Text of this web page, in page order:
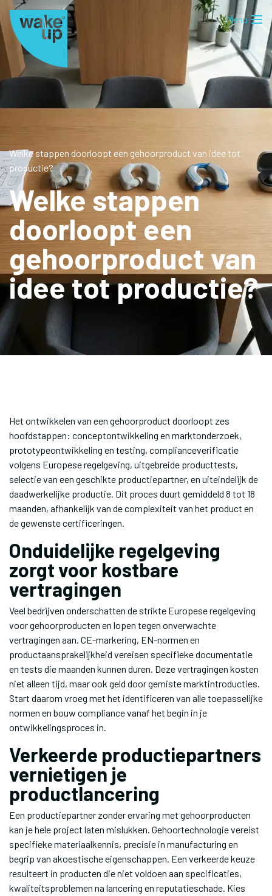
Welke stappen doorloopt een gehoorproduct van idee tot
productie?
Welke stappen
doorloopt een
gehoorproduct van
idee tot productie?
Het ontwikkelen van een gehoorproduct doorloopt zes
hoofdstappen: conceptontwikkeling en marktonderzoek,
prototypeontwikkeling en testing, complianceverificatie
volgens Europese regelgeving, uitgebreide producttests,
selectie van een geschikte productiepartner, en uiteindelijk de
daadwerkelijke productie. Dit proces duurt gemiddeld 8 tot 18
maanden, afhankelijk van de complexiteit van het product en
de gewenste certificeringen.
Onduidelijke regelgeving
zorgt voor kostbare
vertragingen
Veel bedrijven onderschatten de strikte Europese regelgeving
voor gehoorproducten en lopen tegen onverwachte
vertragingen aan. CE-markering, EN-normen en
productaansprakelijkheid vereisen specifieke documentatie
en tests die maanden kunnen duren. Deze vertragingen kosten
niet alleen tijd, maar ook geld door gemiste marktintroducties.
Start daarom vroeg met het identificeren van alle toepasselijke
normen en bouw compliance vanaf het begin in je
ontwikkelingsproces in.
Verkeerde productiepartners
vernietigen je
productlancering
Een productiepartner zonder ervaring met gehoorproducten
kan je hele project laten mislukken. Gehoortechnologie vereist
specifieke materiaalkennis, precisie in manufacturing en
begrip van akoestische eigenschappen. Een verkeerde keuze
resulteert in producten die niet voldoen aan specificaties,
kwaliteitsproblemen na lancering en reputatieschade. Kies